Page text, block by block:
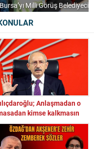
Tanıştıracağız”
Anlaşmadan o
kimse kalkmasın